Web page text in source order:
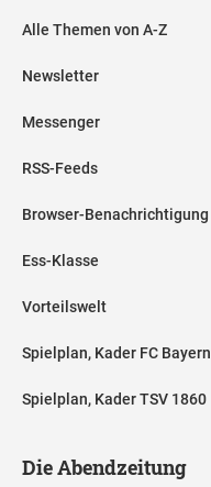
Alle Themen von A-Z
Newsletter
Messenger
RSS-Feeds
Browser-Benachrichtigung
Ess-Klasse
Vorteilswelt
Spielplan, Kader FC Bayern
Spielplan, Kader TSV 1860
Die Abendzeitung